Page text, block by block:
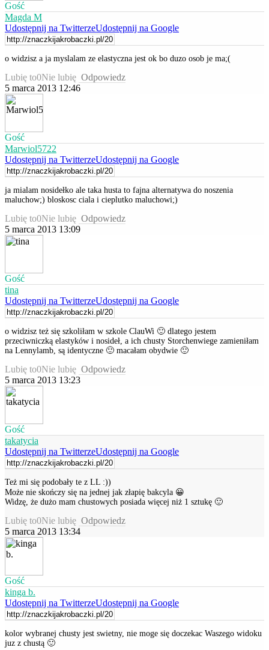
Gość
Magda M
Udostępnij na TwitterzeUdostępnij na Google
o widzisz a ja myslalam ze elastyczna jest ok bo duzo osob je ma;(
Lubię to0Nie lubię Odpowiedz
5 marca 2013 12:46
Gość
Marwiol5722
Udostępnij na TwitterzeUdostępnij na Google
ja mialam nosidełko ale taka husta to fajna alternatywa do noszenia
maluchow;) bloskosc ciala i cieplutko maluchowi;)
Lubię to0Nie lubię Odpowiedz
5 marca 2013 13:09
Gość
tina
Udostępnij na TwitterzeUdostępnij na Google
o widzisz też się szkoliłam w szkole ClauWi 🙂 dlatego jestem
przeciwniczką elastyków i nosideł, a ich chusty Storchenwiege zamieniłam
na Lennylamb, są identyczne 🙂 macałam obydwie 🙂
Lubię to0Nie lubię Odpowiedz
5 marca 2013 13:23
Gość
takatycia
Udostępnij na TwitterzeUdostępnij na Google
Też mi się podobały te z LL :))
Może nie skończy się na jednej jak złapię bakcyla 😀
Widzę, że dużo mam chustowych posiada więcej niż 1 sztukę 🙂
Lubię to0Nie lubię Odpowiedz
5 marca 2013 13:34
Gość
kinga b.
Udostępnij na TwitterzeUdostępnij na Google
kolor wybranej chusty jest swietny, nie moge się doczekac Waszego widoku
juz z chustą 🙂